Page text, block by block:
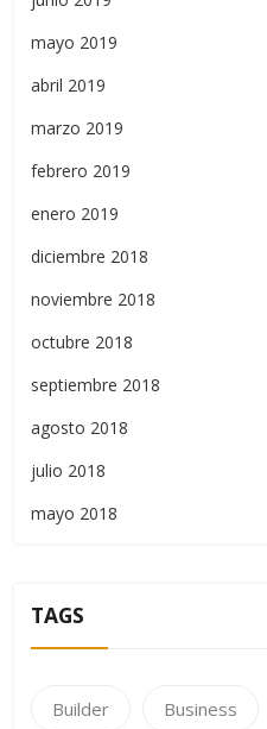
mayo 2019
abril 2019
marzo 2019
febrero 2019
enero 2019
diciembre 2018
noviembre 2018
octubre 2018
septiembre 2018
agosto 2018
julio 2018
mayo 2018
TAGS
Builder Business